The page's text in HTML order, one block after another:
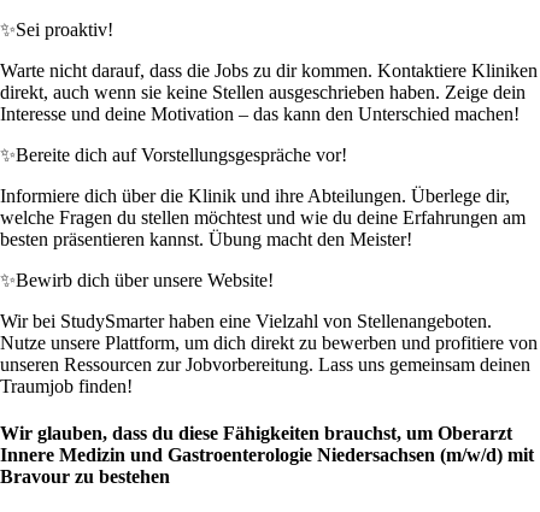
✨Sei proaktiv!
Warte nicht darauf, dass die Jobs zu dir kommen. Kontaktiere Kliniken
direkt, auch wenn sie keine Stellen ausgeschrieben haben. Zeige dein
Interesse und deine Motivation – das kann den Unterschied machen!
✨Bereite dich auf Vorstellungsgespräche vor!
Informiere dich über die Klinik und ihre Abteilungen. Überlege dir,
welche Fragen du stellen möchtest und wie du deine Erfahrungen am
besten präsentieren kannst. Übung macht den Meister!
✨Bewirb dich über unsere Website!
Wir bei StudySmarter haben eine Vielzahl von Stellenangeboten.
Nutze unsere Plattform, um dich direkt zu bewerben und profitiere von
unseren Ressourcen zur Jobvorbereitung. Lass uns gemeinsam deinen
Traumjob finden!
Wir glauben, dass du diese Fähigkeiten brauchst, um Oberarzt
Innere Medizin und Gastroenterologie Niedersachsen (m/w/d) mit
Bravour zu bestehen